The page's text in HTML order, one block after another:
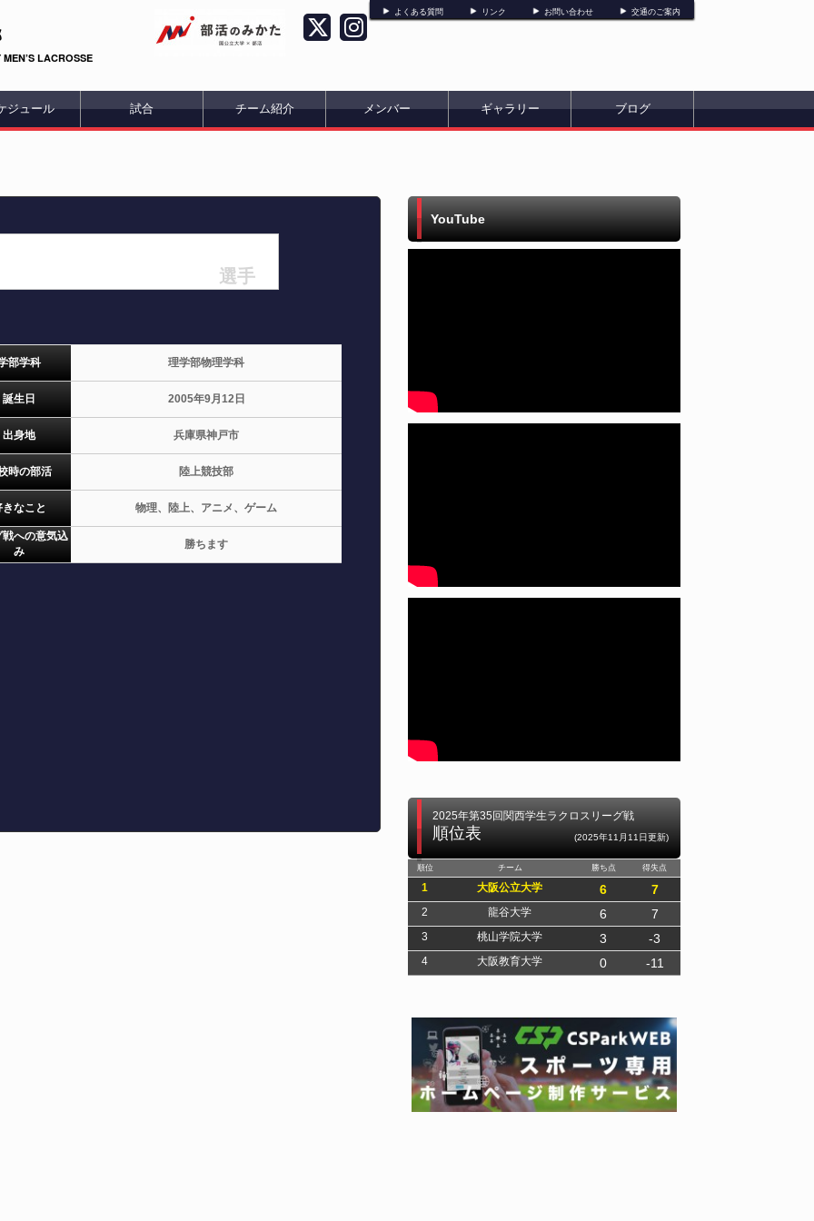
よくある質問 リンク お問い合わせ 交通のご案内
LACROSSE
ジュール 試合 チーム紹介 メンバー ギャラリー ブログ
選手
部学科 理学部物理学科
誕生日 2005年9月12日
出身地 兵庫県神戸市
時の部活 陸上競技部
きなこと 物理、陸上、アニメ、ゲーム
への意気込
み
勝ちます
YouTube
2025年第35回関西学生ラクロスリーグ戦
順位表 (2025年11月11日更新)
順位 チーム 勝ち点 得失点
1 大阪公立大学 6 7
2 龍谷大学 6 7
3 桃山学院大学 3 -3
4 大阪教育大学 0 -11